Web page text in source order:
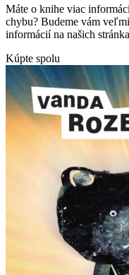
Máte o knihe viac
chybu? Budeme vám
informácií na našich
Kúpte spolu